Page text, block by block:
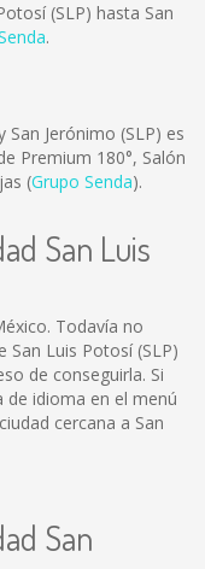
(SLP) hasta San
.
Jerónimo (SLP) es
Premium 180°, Salón
(Grupo Senda).
San Luis
Todavía no
Luis Potosí (SLP)
de conseguirla. Si
idioma en el menú
cercana a San
San